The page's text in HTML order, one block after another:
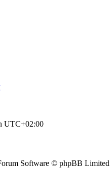
UTC+02:00
Software © phpBB Limited